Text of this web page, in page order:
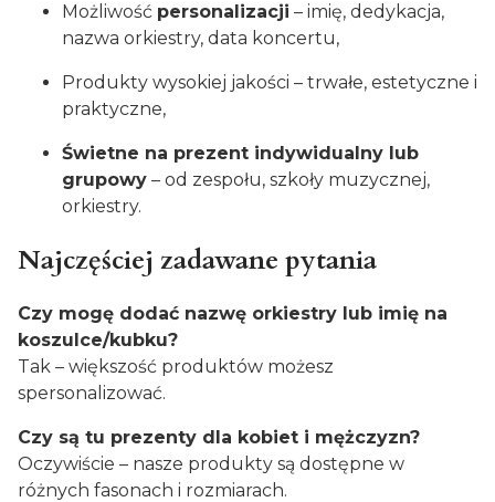
Możliwość personalizacji – imię, dedykacja,
nazwa orkiestry, data koncertu,
Produkty wysokiej jakości – trwałe, estetyczne i
praktyczne,
Świetne na prezent indywidualny lub
grupowy – od zespołu, szkoły muzycznej,
orkiestry.
Najczęściej zadawane pytania
Czy mogę dodać nazwę orkiestry lub imię na
koszulce/kubku?
Tak – większość produktów możesz
spersonalizować.
Czy są tu prezenty dla kobiet i mężczyzn?
Oczywiście – nasze produkty są dostępne w
różnych fasonach i rozmiarach.